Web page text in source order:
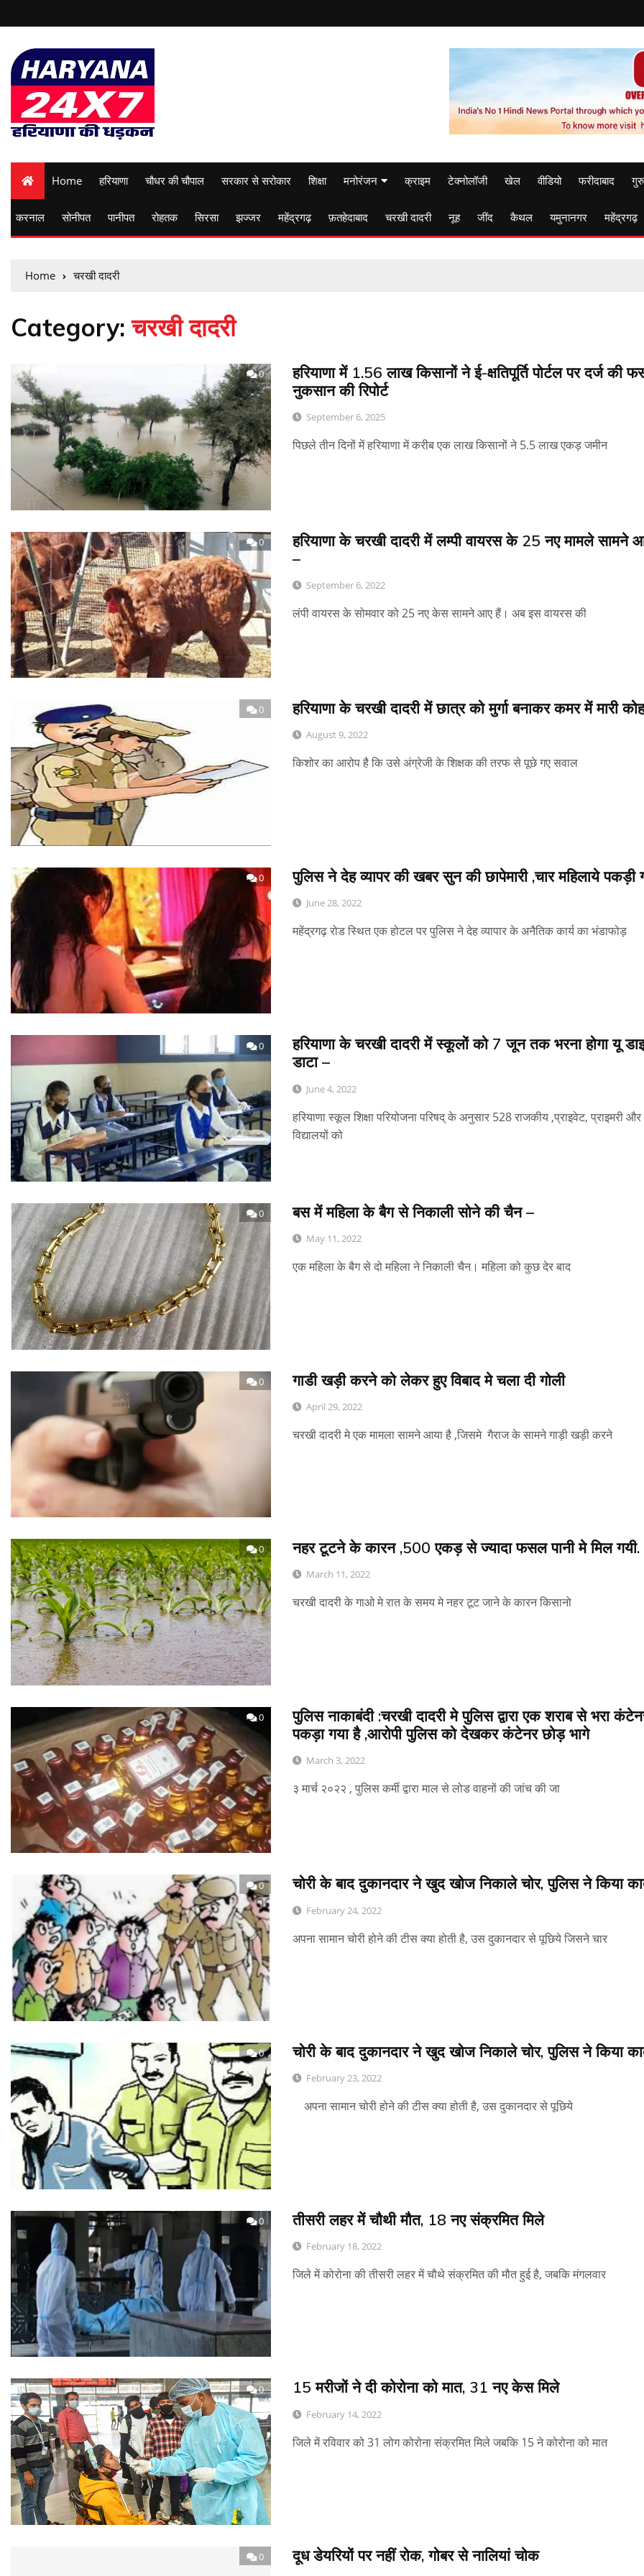
Home हरियाणा चौधर की चौपाल सरकार से सरोकार शिक्षा मनोरंजन क्राइम टेक्नोलॉजी खेल वीडियो फरीदाबाद
करनाल सोनीपत पानीपत रोहतक सिरसा झज्जर महेंद्रगढ़ फ़तहेदाबाद चरखी दादरी नूह जींद कैथल यमुनानगर महेंद्रगढ़
Home चरखी दादरी
Category:चरखी दादरी
0
हरियाणा में 1.56 लाख किसानों ने ई-क्षतिपूर्ति पोर्टल पर दर्ज की
नुकसान की रिपोर्ट
September 6, 2025
पिछले तीन दिनों में हरियाणा में करीब एक लाख किसानों ने 5.5 लाख एकड़ जमीन
0
हरियाणा के चरखी दादरी में लम्पी वायरस के 25 नए मामले सामने
–
September 6, 2022
लंपी वायरस के सोमवार को 25 नए केस सामने आए हैं। अब इस वायरस की
0 हरियाणा के चरखी दादरी में छात्र को मुर्गा बनाकर कमर में मारी
August 9, 2022
किशोर का आरोप है कि उसे अंग्रेजी के शिक्षक की तरफ से पूछे गए सवाल
0 पुलिस ने देह व्यापर की खबर सुन की छापेमारी ,चार महिलाये पकड़ी
June 28, 2022
महेंद्रगढ़ रोड स्थित एक होटल पर पुलिस ने देह व्यापार के अनैतिक कार्य का भंडाफोड़
0
हरियाणा के चरखी दादरी में स्कूलों को 7 जून तक भरना होगा यू
डाटा –
June 4, 2022
हरियाणा स्कूल शिक्षा परियोजना परिषद् के अनुसार 528 राजकीय ,प्राइवेट, प्राइमरी
विद्यालयों को
0 बस में महिला के बैग से निकाली सोने की चैन –
May 11, 2022
एक महिला के बैग से दो महिला ने निकाली चैन। महिला को कुछ देर बाद
0 गाडी खड़ी करने को लेकर हुए विबाद मे चला दी गोली
April 29, 2022
चरखी दादरी मे एक मामला सामने आया है ,जिसमे गैराज के सामने गाड़ी खड़ी करने
0 नहर टूटने के कारन ,500 एकड़ से ज्यादा फसल पानी मे मिल गयी.
March 11, 2022
चरखी दादरी के गाओ मे रात के समय मे नहर टूट जाने के कारन किसानो
0
पुलिस नाकाबंदी :चरखी दादरी मे पुलिस द्वारा एक शराब से भरा
पकड़ा गया है ,आरोपी पुलिस को देखकर कंटेनर छोड़ भागे
March 3, 2022
३ मार्च २०२२ , पुलिस कर्मी द्वारा माल से लोड वाहनों की जांच की जा
0 चोरी के बाद दुकानदार ने खुद खोज निकाले चोर, पुलिस ने किया
February 24, 2022
अपना सामान चोरी होने की टीस क्या होती है, उस दुकानदार से पूछिये जिसने चार
0 चोरी के बाद दुकानदार ने खुद खोज निकाले चोर, पुलिस ने किया
February 23, 2022
अपना सामान चोरी होने की टीस क्या होती है, उस दुकानदार से पूछिये
0 तीसरी लहर में चौथी मौत, 18 नए संक्रमित मिले
February 18, 2022
जिले में कोरोना की तीसरी लहर में चौथे संक्रमित की मौत हुई है, जबकि मंगलवार
0 15 मरीजों ने दी कोरोना को मात, 31 नए केस मिले
February 14, 2022
जिले में रविवार को 31 लोग कोरोना संक्रमित मिले जबकि 15 ने कोरोना को मात
0 दूध डेयरियों पर नहीं रोक, गोबर से नालियां चोक